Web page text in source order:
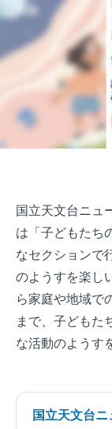
国立天文台ニュ
は「子どもたち
なセクションで
のようすを楽し
ら家庭や地域で
まで、子どもた
な活動のようす
国立天文台ニ